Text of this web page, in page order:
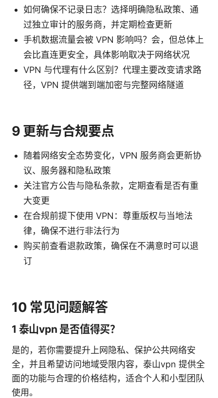
如何确保不记录日志？选择明确隐私政策、通
过独立审计的服务商，并定期检查更新
手机数据流量会被 VPN 影响吗？会，但总体上
会比直连更安全，具体影响取决于网络状况
VPN 与代理有什么区别？代理主要改变请求路
径，VPN 提供端到端加密与完整网络隧道
9 更新与合规要点
随着网络安全态势变化，VPN 服务商会更新协
议、服务器和隐私政策
关注官方公告与隐私条款，定期查看是否有重
大变更
在合规前提下使用 VPN：尊重版权与当地法
律，确保不进行非法行为
购买前查看退款政策，确保在不满意时可以退
订
10 常见问题解答
1 泰山vpn 是否值得买？
是的，若你需要提升上网隐私、保护公共网络安
全，并且希望访问地域受限内容，泰山vpn 提供全
面的功能与合理的价格结构，适合个人和小型团队
使用。